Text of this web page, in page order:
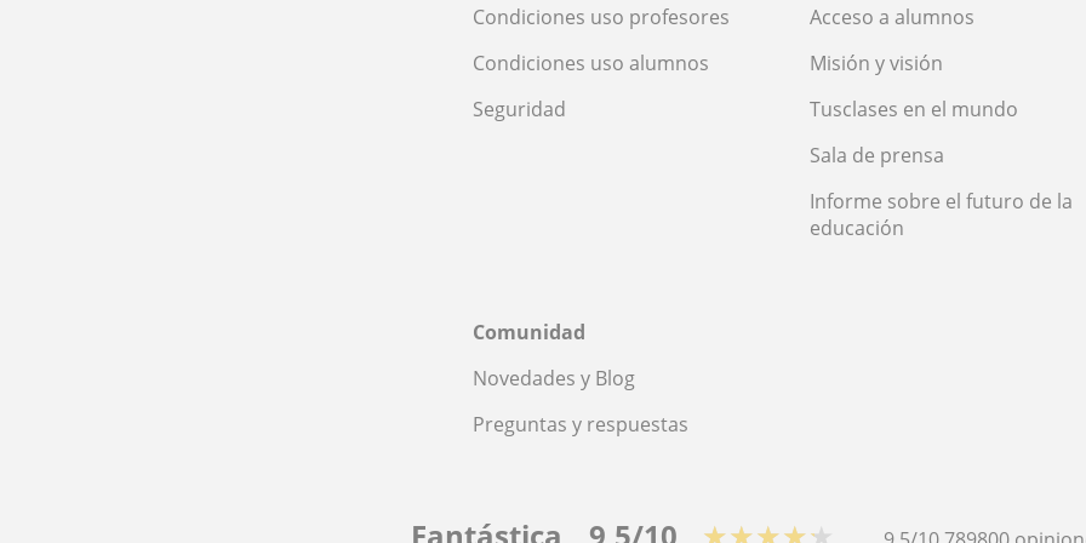
Condiciones uso profesores
Condiciones uso alumnos
Seguridad
Acceso a alumnos
Misión y visión
Tusclases en el mundo
Sala de prensa
Informe sobre el futuro de la
educación
Comunidad
Novedades y Blog
Preguntas y respuestas
Fantástica 9,5/10 ★★★★★